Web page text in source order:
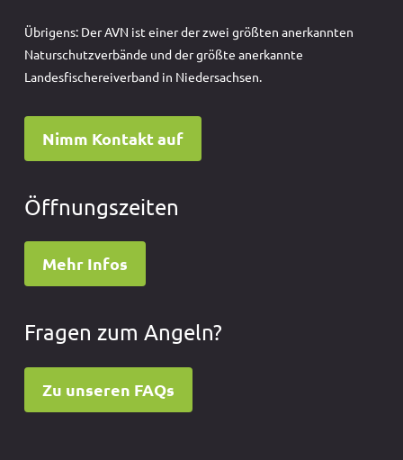
Übrigens: Der AVN ist einer der zwei größten anerkannten
Naturschutzverbände und der größte anerkannte
Landesfischereiverband in Niedersachsen.
Nimm Kontakt auf
Öffnungszeiten
Mehr Infos
Fragen zum Angeln?
Zu unseren FAQs